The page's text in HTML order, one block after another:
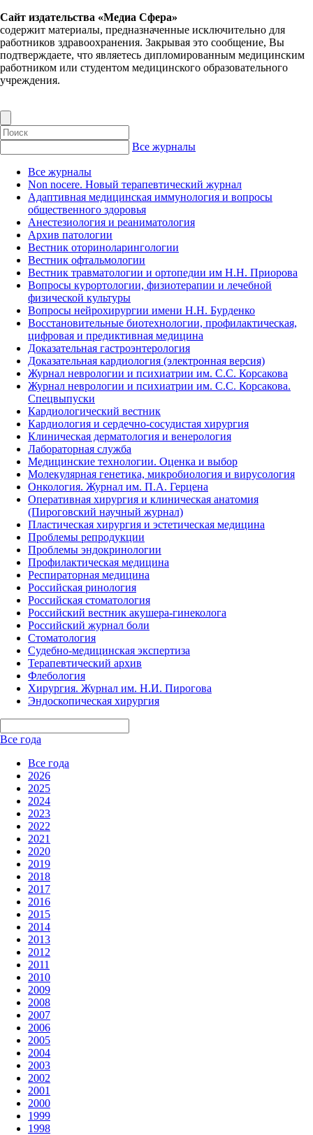
Сайт издательства «Медиа Сфера»
содержит материалы, предназначенные исключительно для
работников здравоохранения. Закрывая это сообщение, Вы
подтверждаете, что являетесь дипломированным медицинским
работником или студентом медицинского образовательного
учреждения.
Все журналы
Все журналы
Non nocere. Новый терапевтический журнал
Адаптивная медицинская иммунология и вопросы
общественного здоровья
Анестезиология и реаниматология
Архив патологии
Вестник оториноларингологии
Вестник офтальмологии
Вестник травматологии и ортопедии им Н.Н. Приорова
Вопросы курортологии, физиотерапии и лечебной
физической культуры
Вопросы нейрохирургии имени Н.Н. Бурденко
Восстановительные биотехнологии, профилактическая,
цифровая и предиктивная медицина
Доказательная гастроэнтерология
Доказательная кардиология (электронная версия)
Журнал неврологии и психиатрии им. С.С. Корсакова
Журнал неврологии и психиатрии им. С.С. Корсакова.
Спецвыпуски
Кардиологический вестник
Кардиология и сердечно-сосудистая хирургия
Клиническая дерматология и венерология
Лабораторная служба
Медицинские технологии. Оценка и выбор
Молекулярная генетика, микробиология и вирусология
Онкология. Журнал им. П.А. Герцена
Оперативная хирургия и клиническая анатомия
(Пироговский научный журнал)
Пластическая хирургия и эстетическая медицина
Проблемы репродукции
Проблемы эндокринологии
Профилактическая медицина
Респираторная медицина
Российская ринология
Российская стоматология
Российский вестник акушера-гинеколога
Российский журнал боли
Стоматология
Судебно-медицинская экспертиза
Терапевтический архив
Флебология
Хирургия. Журнал им. Н.И. Пирогова
Эндоскопическая хирургия
Все года
Все года
2026
2025
2024
2023
2022
2021
2020
2019
2018
2017
2016
2015
2014
2013
2012
2011
2010
2009
2008
2007
2006
2005
2004
2003
2002
2001
2000
1999
1998